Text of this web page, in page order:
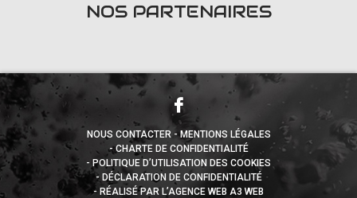
NOS PARTENAIRES
NOUS CONTACTER
MENTIONS LÉGALES
CHARTE DE CONFIDENTIALITÉ
POLITIQUE D’UTILISATION DES COOKIES
DÉCLARATION DE CONFIDENTIALITÉ
RÉALISÉ PAR L’AGENCE WEB A3 WEB